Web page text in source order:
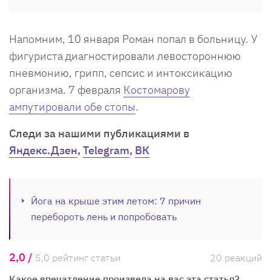
Напомним, 10 января Роман попал в больницу. У
фигуриста диагностировали левостороннюю
пневмонию, грипп, сепсис и интоксикацию
организма. 7 февраля Костомарову
ампутировали обе стопы.
Cледи за нашими публикациями в
Яндекс.Дзен, Telegram, ВК
Йога на крыше этим летом: 7 причин
перебороть лень и попробовать
2,0 / 5,0 рейтинг статьи
20 реакций